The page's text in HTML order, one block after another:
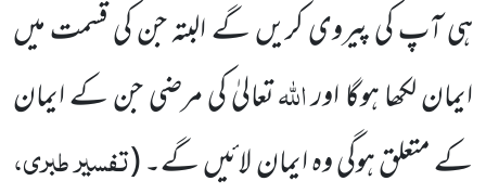
ہی آپ کی پیروی کریں گے البتہ جن کی قسمت میں
ایمان لکھا ہوگا اوراللہتعالیٰ کی مرضی جن کے ایمان
کے متعلق ہوگی وہ ایمان لائیں گے۔(تفسیر طبری،